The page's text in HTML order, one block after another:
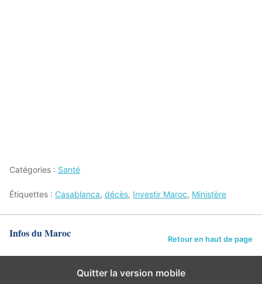
Catégories : Santé
Étiquettes : Casablanca, décès, Investir Maroc, Ministère
Infos du Maroc Retour en haut de page
Quitter la version mobile